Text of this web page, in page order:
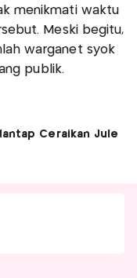
menikmati waktu
Meski begitu,
warganet syok
publik.
Ceraikan Jule